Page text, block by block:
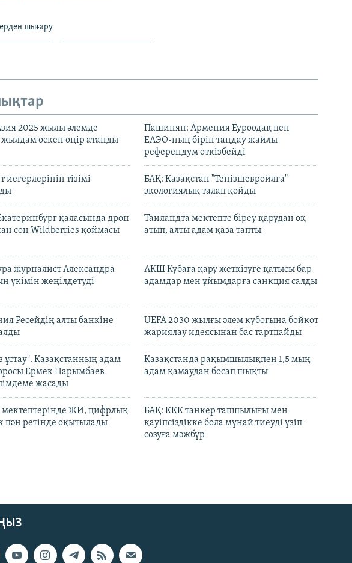
шығару
2025 жылы әлемде
өскен өңір атанды
Пашинян: Армения Еуроодақ пен
ЕАЭО-ның бірін таңдау жайлы
референдум өткізбейді
иегерлерінің тізімі
БАҚ: Қазақстан "Теңізшевройлға"
экологиялық талап қойды
қаласында дрон
соң Wildberries қоймасы
Таиландта мектепте біреу қарудан оқ
атып, алты адам қаза тапты
журналист Александра
үкімін жеңілдетуді
АҚШ Кубаға қару жеткізуге қатысы бар
адамдар мен ұйымдарға санкция салды
Ресейдің алты банкіне
UEFA 2030 жылғы әлем кубогына бойкот
жариялау идеясынан бас тартпайды
ұстау". Қазақстанның адам
Ермек Нарымбаев
жасады
Қазақстанда рақымшылықпен 1,5 мың
адам қамаудан босап шықты
мектептерінде ЖИ, цифрлық
пән ретінде оқытылады
БАҚ: КҚК танкер тапшылығы мен
қауіпсіздікке бола мұнай тиеуді үзіп-
созуға мәжбүр